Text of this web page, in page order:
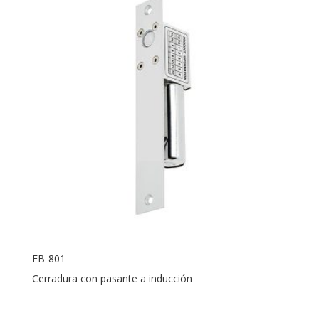
EB-801
Cerradura con pasante a inducción